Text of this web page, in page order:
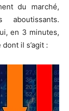
du marché,
en 3 minutes,
il s’agit :